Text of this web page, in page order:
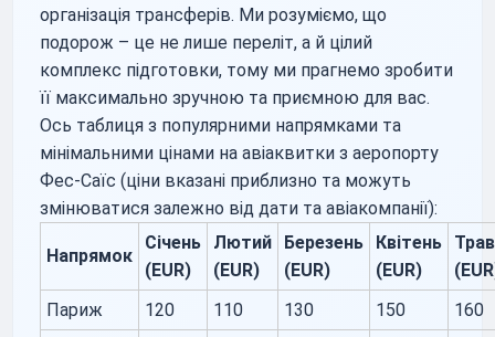
організація трансферів. Ми розуміємо, що
подорож – це не лише переліт, а й цілий
комплекс підготовки, тому ми прагнемо зробити
її максимально зручною та приємною для вас.
Ось таблиця з популярними напрямками та
мінімальними цінами на авіаквитки з аеропорту
Фес-Саїс (ціни вказані приблизно та можуть
змінюватися залежно від дати та авіакомпанії):
Напрямок
Січень
(EUR)
Лютий
(EUR)
Березень
(EUR)
Квітень
(EUR)
Париж
120 110 130 150
160